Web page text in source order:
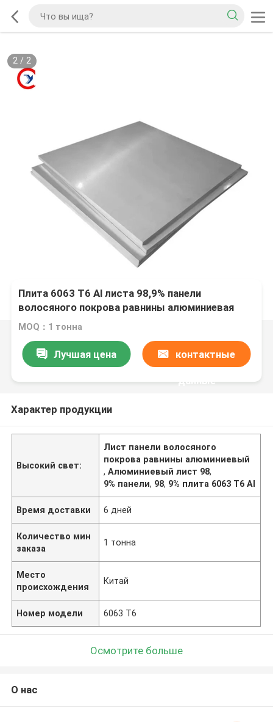
2/ 2
Плита 6063 T6 Al листа 98,9% панели
волосяного покрова равнины алюминиевая
MOQ：1 тонна
Лучшая цена контактные
данные
Характер продукции
Высокий свет:
Лист панели волосяного
покрова равнины алюминиевый
,Алюминиевый лист 98,
9% панели, 98, 9% плита 6063 T6 Al
Время доставки 6 дней
Количество мин
заказа
1 тонна
Место
происхождения
Китай
Номер модели 6063 T6
Осмотрите больше
О нас